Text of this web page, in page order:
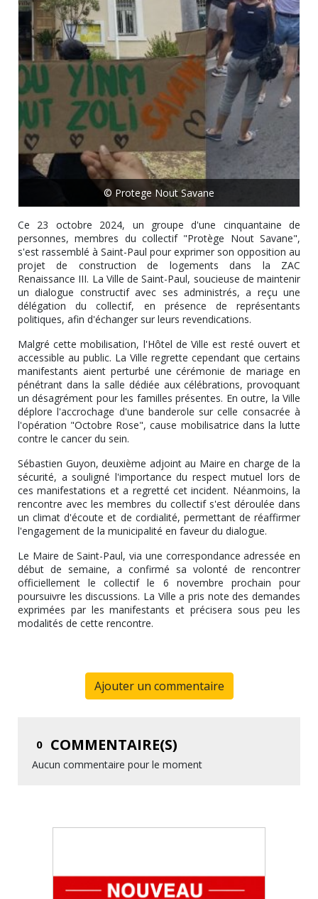
© Protege Nout Savane
Ce 23 octobre 2024, un groupe d'une cinquantaine de
personnes, membres du collectif "Protège Nout Savane",
s'est rassemblé à Saint-Paul pour exprimer son opposition au
projet de construction de logements dans la ZAC
Renaissance III. La Ville de Saint-Paul, soucieuse de maintenir
un dialogue constructif avec ses administrés, a reçu une
délégation du collectif, en présence de représentants
politiques, afin d'échanger sur leurs revendications.
Malgré cette mobilisation, l'Hôtel de Ville est resté ouvert et
accessible au public. La Ville regrette cependant que certains
manifestants aient perturbé une cérémonie de mariage en
pénétrant dans la salle dédiée aux célébrations, provoquant
un désagrément pour les familles présentes. En outre, la Ville
déplore l'accrochage d'une banderole sur celle consacrée à
l'opération "Octobre Rose", cause mobilisatrice dans la lutte
contre le cancer du sein.
Sébastien Guyon, deuxième adjoint au Maire en charge de la
sécurité, a souligné l'importance du respect mutuel lors de
ces manifestations et a regretté cet incident. Néanmoins, la
rencontre avec les membres du collectif s'est déroulée dans
un climat d'écoute et de cordialité, permettant de réaffirmer
l'engagement de la municipalité en faveur du dialogue.
Le Maire de Saint-Paul, via une correspondance adressée en
début de semaine, a confirmé sa volonté de rencontrer
officiellement le collectif le 6 novembre prochain pour
poursuivre les discussions. La Ville a pris note des demandes
exprimées par les manifestants et précisera sous peu les
modalités de cette rencontre.
Ajouter un commentaire
0 COMMENTAIRE(S)
Aucun commentaire pour le moment